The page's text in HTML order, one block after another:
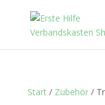
Start/ Zubehör/